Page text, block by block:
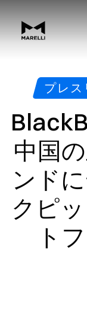
プレス
中国
ンド
クピ
ト